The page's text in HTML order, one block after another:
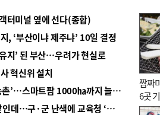
터미널 옆에 선다(종합)
‘부산이냐 제주냐’ 10일 결정
지’ 된 부산…우려가 현실로
혁신위 설치
■ 경남 농정 비전 ‘잘 사는 농촌’…스마트팜 1000㏊까지 늘린다
■ 교육혁신선도지 공모 코앞인데…구·군 난색에 교육청 ‘쩔쩔’
짬짜
6곳